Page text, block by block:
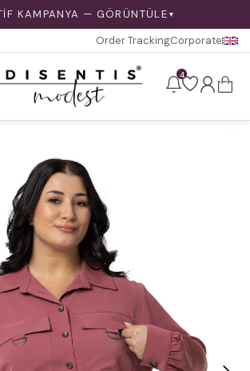
KAMPANYA — GÖRÜNTÜLE ▼
Order TrackingCorporate
4